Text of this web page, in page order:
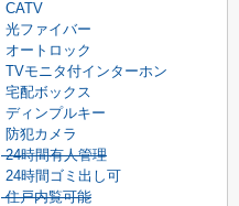
CATV
光ファイバー
オートロック
TVモニタ付インターホン
宅配ボックス
ディンプルキー
防犯カメラ
24時間有人管理
24時間ゴミ出し可
住戸内覧可能